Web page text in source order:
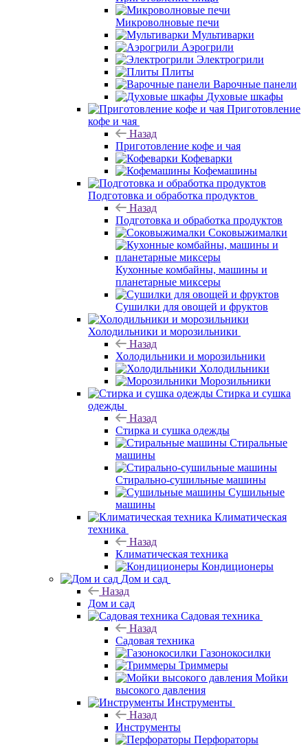
Микроволновые печи
Мультиварки
Аэрогрили
Электрогрили
Плиты
Варочные панели
Духовые шкафы
Приготовление
кофе и чая
Назад
Приготовление кофе и чая
Кофеварки
Кофемашины
Подготовка и обработка продуктов
Назад
Подготовка и обработка продуктов
Соковыжималки
Кухонные комбайны, машины и
планетарные миксеры
Сушилки для овощей и фруктов
Холодильники и морозильники
Назад
Холодильники и морозильники
Холодильники
Морозильники
Стирка и сушка
одежды
Назад
Стирка и сушка одежды
Стиральные
машины
Стирально-сушильные машины
Сушильные
машины
Климатическая
техника
Назад
Климатическая техника
Кондиционеры
Дом и сад
Назад
Дом и сад
Садовая техника
Назад
Садовая техника
Газонокосилки
Триммеры
Мойки
высокого давления
Инструменты
Назад
Инструменты
Перфораторы